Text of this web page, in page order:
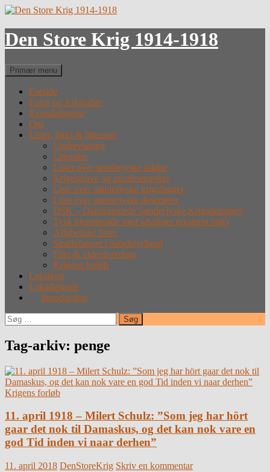
Hop
indhold
Den Store Krig 1914-1918
Søg
Primær menu
Forside
Fotos og Arkivalier
Krigsdeltagere
Om
Lister, links & litteratur
Undervisning
Litteratur
Lister over sønderjyske faldne
Krigergrave og mindesmærker
Liste over sønderjyske krigsfanger
Liste over sønderjyske desertører
DSK – Dansksindede Sønderjyske Krigsdeltagere
Tysk hjemmeside med tabslister (eksternt link)
Alfabetiske lister
Straffefanger i Sønderjylland
Film & videoforedrag
Krigens forløb
Leksikon
Lokalhistorie
Introduction
Søg
efter:
Tag-arkiv: penge
Krigens forløb
11. april 1918 – Milert Schulz: ”Som jeg har hört
gaar det nok til Damaskus, og det kan nok vare en
god Tid inden vi naar derhen”
11. april 2018 DenStoreKrig Skriv en kommentar